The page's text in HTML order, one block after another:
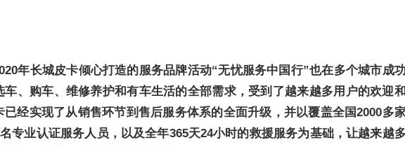
年长城皮卡倾心打造的服务品牌活动“无忧服务中国行”也在多个城市成
车、购车、维修养护和有车生活的全部需求，受到了越来越多用户的欢迎
已经实现了从销售环节到售后服务体系的全面升级，并以覆盖全国2000多
专业认证服务人员，以及全年365天24小时的救援服务为基础，让越来越